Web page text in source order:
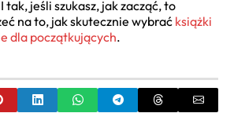
tak, jeśli szukasz, jak zacząć, to
na to, jak skutecznie wybrać książki
dla początkujących.